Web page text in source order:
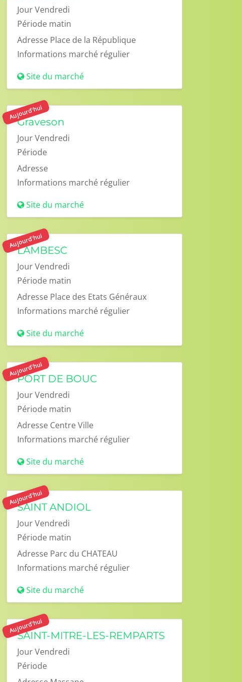
JourVendredi
Période matin
Adresse Place de la République
Informations marché régulier
Site du marché
Aujourd'hui
Graveson
JourVendredi
Période
Adresse
Informations marché régulier
Site du marché
Aujourd'hui
LAMBESC
JourVendredi
Période matin
Adresse Place des Etats Généraux
Informations marché régulier
Site du marché
Aujourd'hui
PORT DE BOUC
JourVendredi
Période matin
Adresse Centre Ville
Informations marché régulier
Site du marché
Aujourd'hui
SAINT ANDIOL
JourVendredi
Période matin
Adresse Parc du CHATEAU
Informations marché régulier
Site du marché
Aujourd'hui
SAINT-MITRE-LES-REMPARTS
JourVendredi
Période